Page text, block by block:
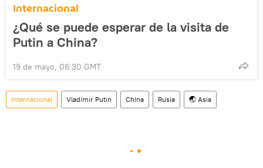
Internacional
¿Qué se puede esperar de la visita de
Putin a China?
19 de mayo, 06:30 GMT
Internacional Vladímir Putin China Rusia 🌏 Asia